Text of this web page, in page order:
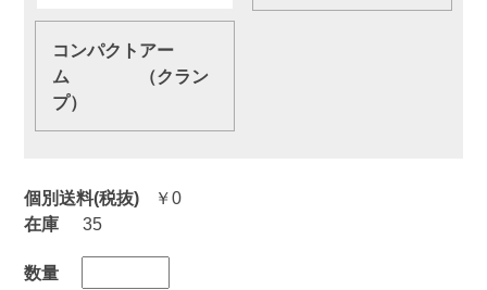
個別送料(税抜) ￥0
コンパクトアー
ム （クラン
プ）
在庫 35
数量